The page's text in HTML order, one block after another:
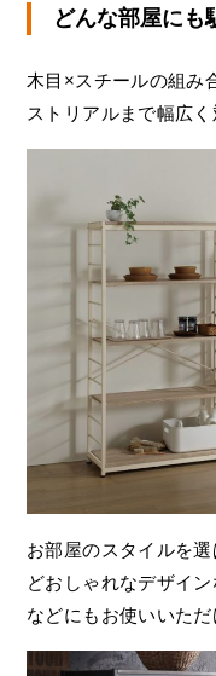
どんな部屋にも
木目×スチールの組み
ストリアルまで幅広く
お部屋のスタイルを
どおしゃれなデザイ
などにもお使いいただ